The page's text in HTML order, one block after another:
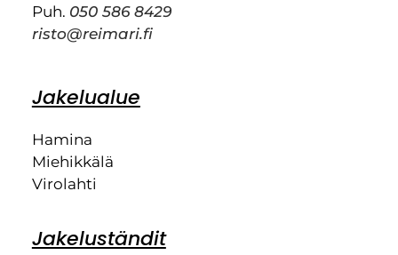
Puh. 050 586 8429
risto@reimari.fi
Jakelualue
Hamina
Miehikkälä
Virolahti
Jakeluständit